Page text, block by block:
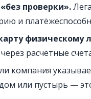
проверки».
и
физическому
расчётные
компания
или пустырь —